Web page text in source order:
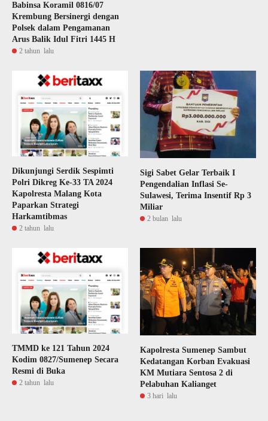
Babinsa Koramil 0816/07
Krembung Bersinergi dengan
Polsek dalam Pengamanan
Arus Balik Idul Fitri 1445 H
2 tahun lalu
Dikunjungi Serdik Sespimti
Polri Dikreg Ke-33 TA 2024
Kapolresta Malang Kota
Paparkan Strategi
Harkamtibmas
2 tahun lalu
Sigi Sabet Gelar Terbaik I
Pengendalian Inflasi Se-
Sulawesi, Terima Insentif Rp 3
Miliar
2 bulan lalu
TMMD ke 121 Tahun 2024
Kodim 0827/Sumenep Secara
Resmi di Buka
2 tahun lalu
Kapolresta Sumenep Sambut
Kedatangan Korban Evakuasi
KM Mutiara Sentosa 2 di
Pelabuhan Kalianget
3 hari lalu